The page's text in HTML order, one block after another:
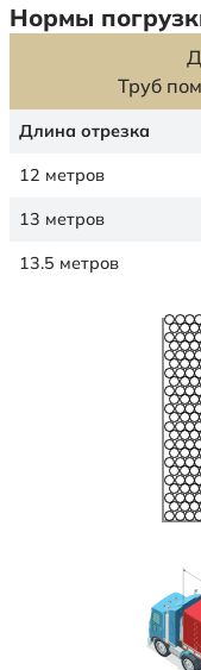
Нормы
Труб
Длина отрезка
12 метров
13 метров
13.5 метров